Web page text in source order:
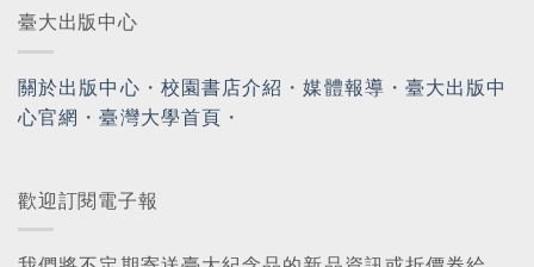
臺大出版中心
關於出版中心 ・ 校園書店介紹 ・媒體報導 ・ 臺大出版中
心官網 ・臺灣大學首頁 ・
歡迎訂閱電子報